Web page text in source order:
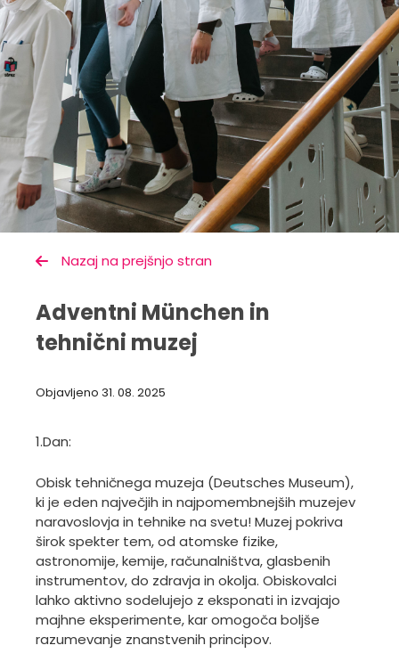
Nazaj na prejšnjo stran
Adventni München in
tehnični muzej
Objavljeno 31. 08. 2025
1.Dan:
Obisk tehničnega muzeja (Deutsches Museum),
ki je eden največjih in najpomembnejših muzejev
naravoslovja in tehnike na svetu! Muzej pokriva
širok spekter tem, od atomske fizike,
astronomije, kemije, računalništva, glasbenih
instrumentov, do zdravja in okolja. Obiskovalci
lahko aktivno sodelujejo z eksponati in izvajajo
majhne eksperimente, kar omogoča boljše
razumevanje znanstvenih principov.